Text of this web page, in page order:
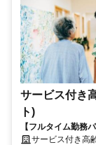
サービス付き
ト)
【フルタイム勤務
現代の介護の職場
サービス付き高